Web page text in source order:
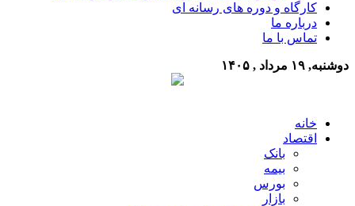
کارگاه و دوره های رسانه ای
درباره ما
تماس با ما
دوشنبه, ۱۹ مرداد , ۱۴۰۵
خانه
اقتصاد
بانک
بیمه
بورس
بازار